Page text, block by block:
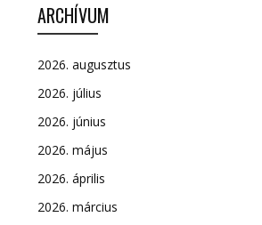
ARCHÍVUM
2026. augusztus
2026. július
2026. június
2026. május
2026. április
2026. március